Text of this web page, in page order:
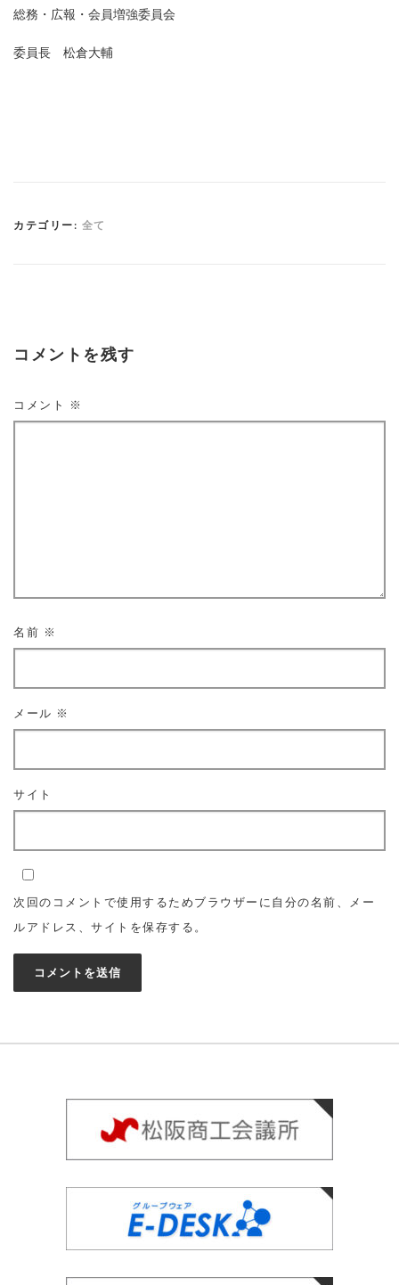
総務・広報・会員増強委員会
委員長 松倉大輔
カテゴリー: 全て
コメントを残す
コメント ※
名前 ※
メール ※
サイト
次回のコメントで使用するためブラウザーに自分の名前、メー
ルアドレス、サイトを保存する。